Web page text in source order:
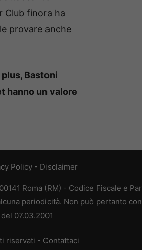
Club finora ha
provare anche
Bastoni
hanno un valore
Policy - Disclaimer
Roma (RM) - Codice Fiscale e
periodicità. Non può pertanto
07.03.2001
riservati - Contattaci